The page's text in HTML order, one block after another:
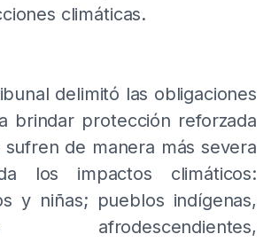
climáticas.
delimitó las obligaciones
brindar protección reforzada
de manera más severa
los impactos climáticos:
y niñas; pueblos indígenas,
afrodescendientes,